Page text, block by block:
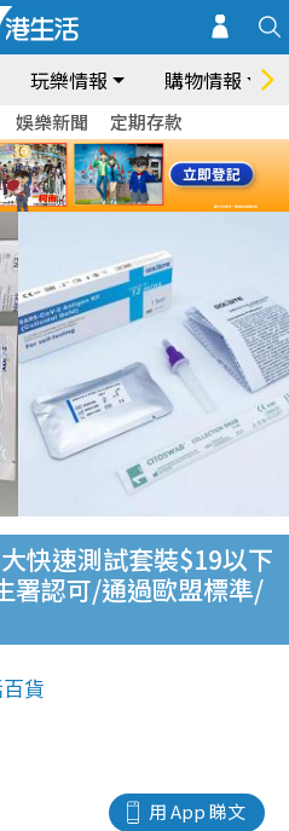
玩樂情報 購物情報
娛樂新聞 定期存款
快速測試套裝$19以下
署認可/通過歐盟標準/
貨
用 App 睇文